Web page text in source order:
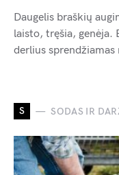
Daugelis braškių
laisto, tręšia, genėja.
derlius
S SODAS IR